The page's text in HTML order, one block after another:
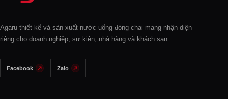
Agaru thiết kế và sản xuất nước uống đóng chai mang nhận diện
riêng cho doanh nghiệp, sự kiện, nhà hàng và khách sạn.
Facebook Zalo